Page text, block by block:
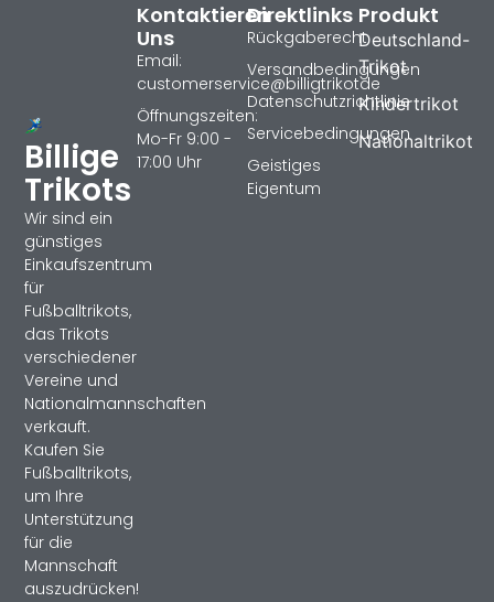
Billige
Trikots
Wir sind ein
günstiges
Einkaufszentrum
für
Fußballtrikots,
das Trikots
verschiedener
Vereine und
Nationalmannschaften
verkauft.
Kaufen Sie
Fußballtrikots,
um Ihre
Unterstützung
für die
Mannschaft
auszudrücken!
Produkt
Deutschland-
Trikot
Kindertrikot
Nationaltrikot
Direktlinks
Rückgaberecht
Versandbedingungen
Datenschutzrichtlinie
Servicebedingungen
Geistiges
Eigentum
Kontaktieren
Uns
Email:
customerservice@billigtrikotde
Öffnungszeiten:
Mo-Fr 9:00 -
17:00 Uhr